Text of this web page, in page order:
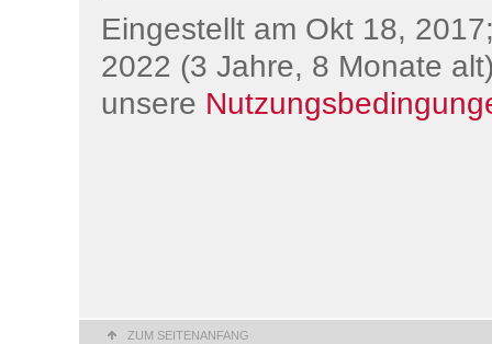
Eingestellt am Okt 18,
2022 (3 Jahre, 8 Monate
unsere
ZUM SEITENANFANG